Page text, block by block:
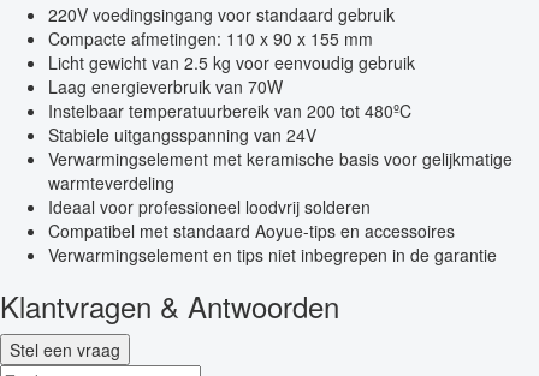
220V voedingsingang voor standaard gebruik
Compacte afmetingen: 110 x 90 x 155 mm
Licht gewicht van 2.5 kg voor eenvoudig gebruik
Laag energieverbruik van 70W
Instelbaar temperatuurbereik van 200 tot 480ºC
Stabiele uitgangsspanning van 24V
Verwarmingselement met keramische basis voor gelijkmatige
warmteverdeling
Ideaal voor professioneel loodvrij solderen
Compatibel met standaard Aoyue-tips en accessoires
Verwarmingselement en tips niet inbegrepen in de garantie
Klantvragen & Antwoorden
Stel een vraag